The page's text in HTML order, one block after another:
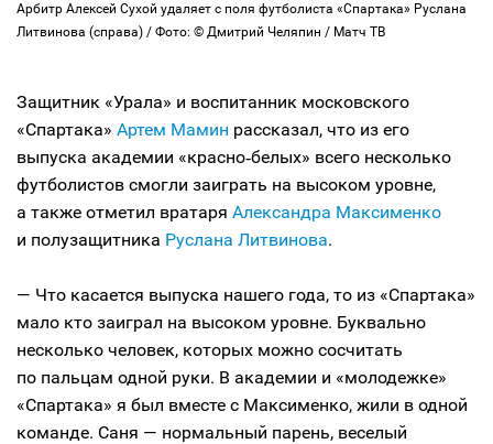
Арбитр Алексей Сухой удаляет с поля футболиста «Спартака» Руслана
Литвинова (справа) / Фото: © Дмитрий Челяпин / Матч ТВ
Защитник «Урала» и воспитанник московского
«Спартака» Артем Мамин рассказал, что из его
выпуска академии «красно‑белых» всего несколько
футболистов смогли заиграть на высоком уровне,
а также отметил вратаря Александра Максименко
и полузащитника Руслана Литвинова.
— Что касается выпуска нашего года, то из «Спартака»
мало кто заиграл на высоком уровне. Буквально
несколько человек, которых можно сосчитать
по пальцам одной руки. В академии и «молодежке»
«Спартака» я был вместе с Максименко, жили в одной
команде. Саня — нормальный парень, веселый